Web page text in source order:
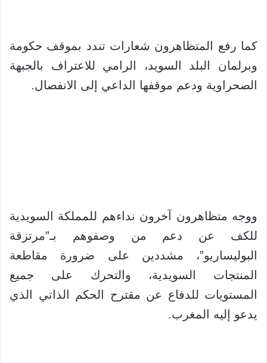
كما رفع المتظاهرون شعارات تندد بموقف حكومة
وبرلمان البلد السويد، الرامي للاعتراف بالجبهة
الصحراوية ودعم موقفها الداعي إلى الانفصال.
ووجه متظاهرون آخرون نداءهم للمملكة السويدية
للكف عن دعم من وصفوهم بـ”مرتزقة
البوليساريو”، مشددين على ضرورة مقاطعة
المنتجات السويدية، والتحرك على جميع
المستويات للدفاع عن مقترح الحكم الذاتي الذي
يدعو إليه المغرب.